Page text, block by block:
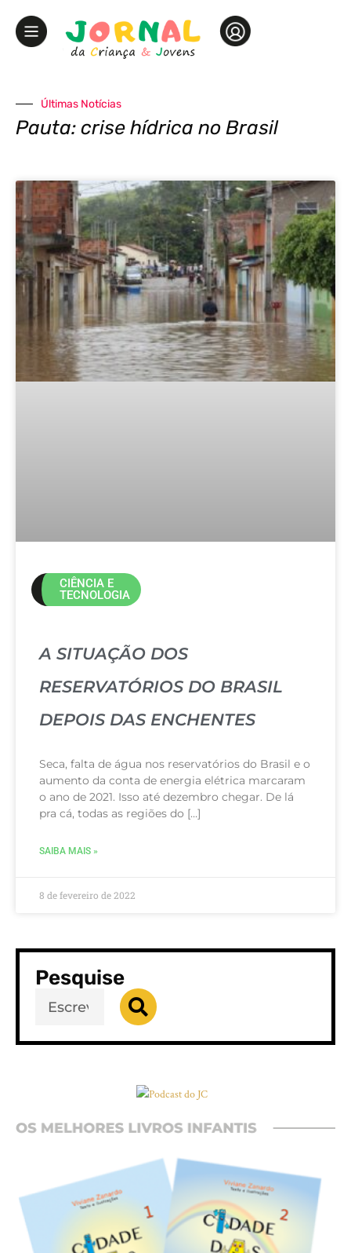
Últimas Notícias
Pauta: crise hídrica no Brasil
CIÊNCIA E
TECNOLOGIA
A SITUAÇÃO DOS
RESERVATÓRIOS DO BRASIL
DEPOIS DAS ENCHENTES
Seca, falta de água nos reservatórios do Brasil e o
aumento da conta de energia elétrica marcaram
o ano de 2021. Isso até dezembro chegar. De lá
pra cá, todas as regiões do […]
SAIBA MAIS »
8 de fevereiro de 2022
Pesquise